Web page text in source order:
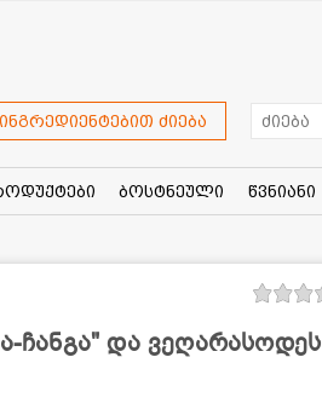
ინგრედიენტებით ძიება
ბოსტნეული წვნიანი
ჩანგა" და ვეღარასოდეს